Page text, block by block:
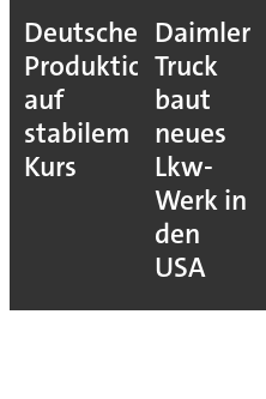
Deutsche
Produktion
auf
stabilem
Kurs
Daimler
Truck
baut
neues
Lkw-
Werk in
den
USA